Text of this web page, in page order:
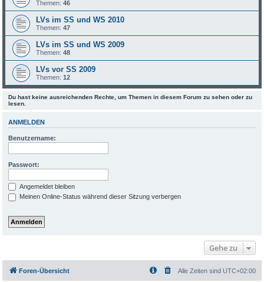
Themen:46
LVs im SS und WS 2010
Themen:47
LVs im SS und WS 2009
Themen:48
LVs vor SS 2009
Themen:12
Du hast keine ausreichenden Rechte, um Themen in diesem Forum zu sehen oder zu
lesen.
ANMELDEN
Benutzername:
Passwort:
Angemeldet bleiben
Meinen Online-Status während dieser Sitzung verbergen
Gehe zu
Foren-Übersicht Alle Zeiten sind UTC+02:00